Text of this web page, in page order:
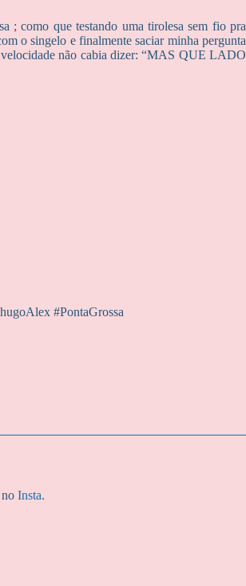
; como que testando uma tirolesa sem fio pra
o singelo e finalmente saciar minha pergunta
velocidade não cabia dizer: “MAS QUE LADO
#PontaGrossa
Insta.